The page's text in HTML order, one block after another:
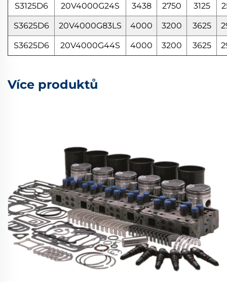
S3125D6 20V4000G24S 3438 2750 3125
S3625D6 20V4000G83LS 4000 3200 3625
S3625D6 20V4000G44S 4000 3200 3625
Více produktů